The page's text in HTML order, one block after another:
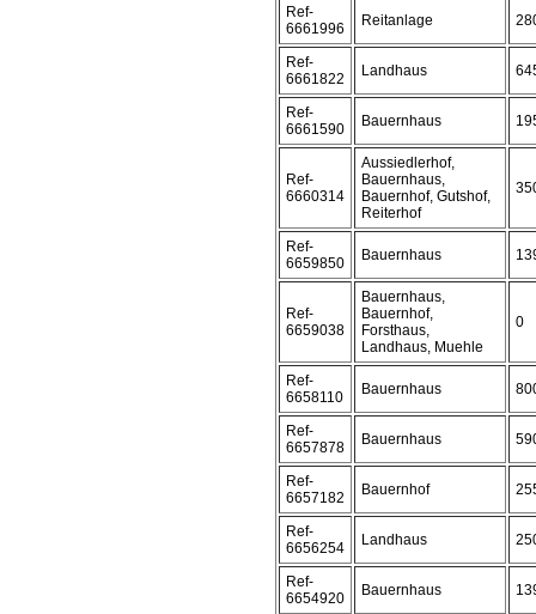
Ref-
6661996
Reitanlage
Ref-
6661822
Landhaus
Ref-
6661590
Bauernhaus
Ref-
6660314
Aussiedlerhof,
Bauernhaus,
Bauernhof, Gutshof,
Reiterhof
Ref-
6659850
Bauernhaus
Ref-
6659038
Bauernhaus,
Bauernhof,
Forsthaus,
Landhaus, Muehle
0
Ref-
6658110
Bauernhaus
Ref-
6657878
Bauernhaus
Ref-
6657182
Bauernhof
Ref-
6656254
Landhaus
Ref-
6654920
Bauernhaus